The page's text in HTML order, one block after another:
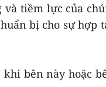
tiềm lực của
bị cho sự hợp
bên này hoặc